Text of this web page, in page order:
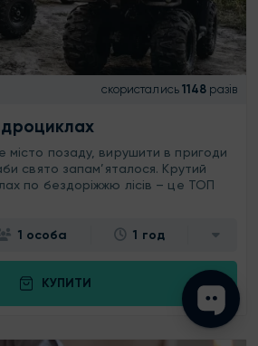
скористались 1148 разів
місто позаду, вирушити в пригоди
свято запам’яталося. Крутий
по бездоріжжю лісів – це ТОП
1 особа 1 год
КУПИТИ